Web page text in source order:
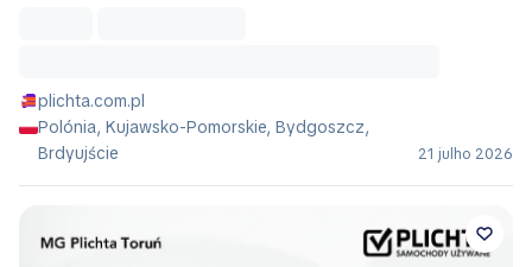
plichta.com.pl
Polónia, Kujawsko-Pomorskie, Bydgoszcz,
Brdyujście
21 julho 2026